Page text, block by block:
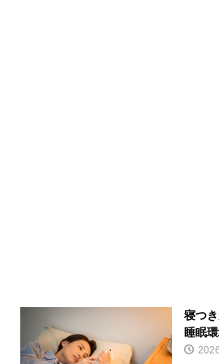
寝つ
睡眠